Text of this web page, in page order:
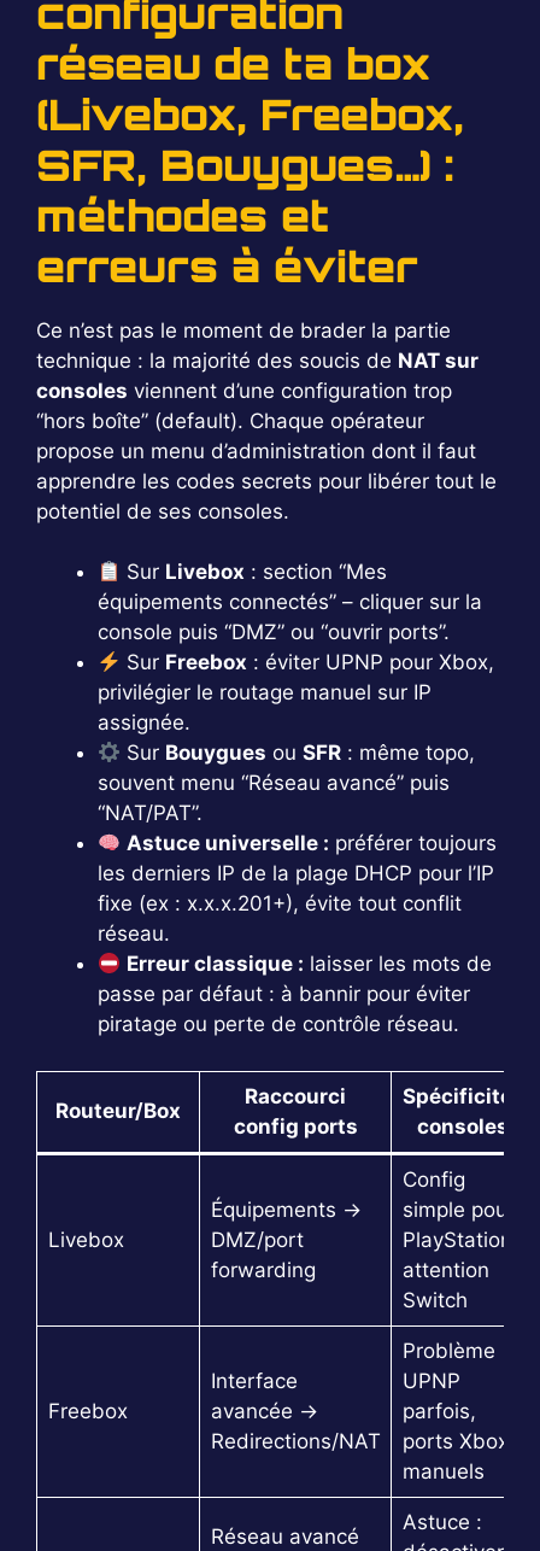
configuration
réseau de ta box
(Livebox, Freebox,
SFR, Bouygues…) :
méthodes et
erreurs à éviter
Ce n’est pas le moment de brader la partie
technique : la majorité des soucis de NAT sur
consoles viennent d’une configuration trop
“hors boîte” (default). Chaque opérateur
propose un menu d’administration dont il faut
apprendre les codes secrets pour libérer tout le
potentiel de ses consoles.
Sur Livebox : section “Mes
équipements connectés” – cliquer sur la
console puis “DMZ” ou “ouvrir ports”.
Sur Freebox : éviter UPNP pour Xbox,
privilégier le routage manuel sur IP
assignée.
Sur Bouygues ouSFR : même topo,
souvent menu “Réseau avancé” puis
“NAT/PAT”.
Astuce universelle : préférer toujours
les derniers IP de la plage DHCP pour l’IP
fixe (ex : x.x.x.201+), évite tout conflit
réseau.
Erreur classique : laisser les mots de
passe par défaut : à bannir pour éviter
piratage ou perte de contrôle réseau.
Routeur/Box
Raccourci
config ports
Spécificités
consoles
Livebox
Équipements →
DMZ/port
forwarding
Config
simple pour
PlayStation,
attention
Switch
Freebox
Interface
avancée →
Redirections/NAT
Problème
UPNP
parfois,
ports Xbox
manuels
Réseau avancé
Astuce :